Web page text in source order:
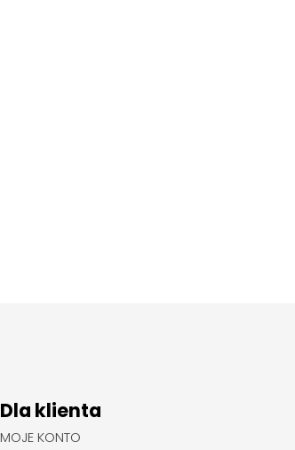
Dla klienta
MOJE KONTO